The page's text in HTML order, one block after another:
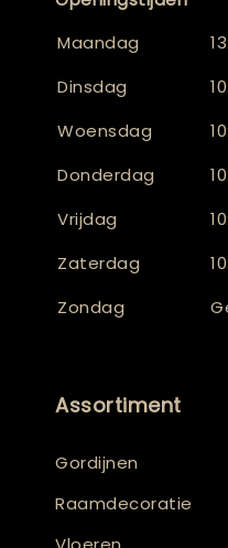
Maandag
Dinsdag
Woensdag
Donderdag
Vrijdag
Zaterdag
Zondag
Assortiment
Gordijnen
Raamdecoratie